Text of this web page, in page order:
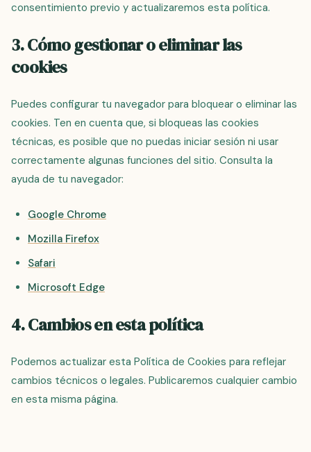
consentimiento previo y actualizaremos esta política.
3. Cómo gestionar o eliminar las
cookies
Puedes configurar tu navegador para bloquear o eliminar las
cookies. Ten en cuenta que, si bloqueas las cookies
técnicas, es posible que no puedas iniciar sesión ni usar
correctamente algunas funciones del sitio. Consulta la
ayuda de tu navegador:
Google Chrome
Mozilla Firefox
Safari
Microsoft Edge
4. Cambios en esta política
Podemos actualizar esta Política de Cookies para reflejar
cambios técnicos o legales. Publicaremos cualquier cambio
en esta misma página.